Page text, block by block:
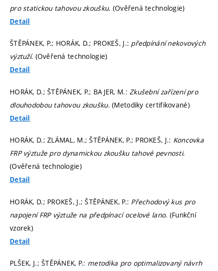
pro statickou tahovou zkoušku. (Ověřená technologie)
Detail
ŠTĚPÁNEK, P.; HORÁK, D.; PROKEŠ, J.: předpínání nekovových
výztuží. (Ověřená technologie)
Detail
HORÁK, D.; ŠTĚPÁNEK, P.; BAJER, M.: Zkušební zařízení pro
dlouhodobou tahovou zkoušku. (Metodiky certifikované)
Detail
HORÁK, D.; ZLÁMAL, M.; ŠTĚPÁNEK, P.; PROKEŠ, J.: Koncovka
FRP výztuže pro dynamickou zkoušku tahové pevnosti.
(Ověřená technologie)
Detail
HORÁK, D.; PROKEŠ, J.; ŠTĚPÁNEK, P.: Přechodový kus pro
napojení FRP výztuže na předpínací ocelové lano. (Funkční
vzorek)
Detail
PLŠEK, J.; ŠTĚPÁNEK, P.: metodika pro optimalizovaný návrh